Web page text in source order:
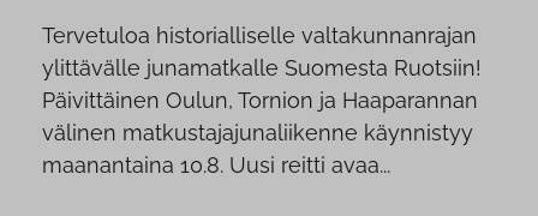
Tervetuloa historialliselle valtakunnanrajan
ylittävälle junamatkalle Suomesta Ruotsiin!
Päivittäinen Oulun, Tornion ja Haaparannan
välinen matkustajajunaliikenne käynnistyy
maanantaina 10.8. Uusi reitti avaa...